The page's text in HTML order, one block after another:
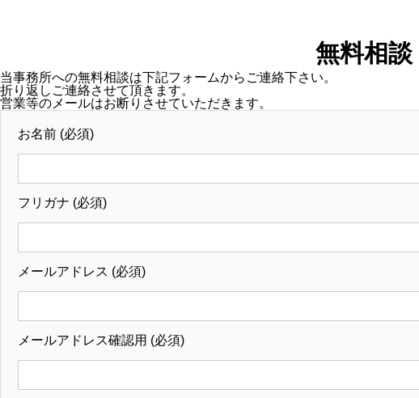
夏季休暇のお知らせ
【2026年10月スタート】「保険料調
整制度」とは？ポイントを解説！
無料相談
当事務所への無料相談は下記フォームからご連絡下さい。
折り返しご連絡させて頂きます。
営業等のメールはお断りさせていただきます。
お名前 (必須)
フリガナ (必須)
メールアドレス (必須)
メールアドレス確認用 (必須)